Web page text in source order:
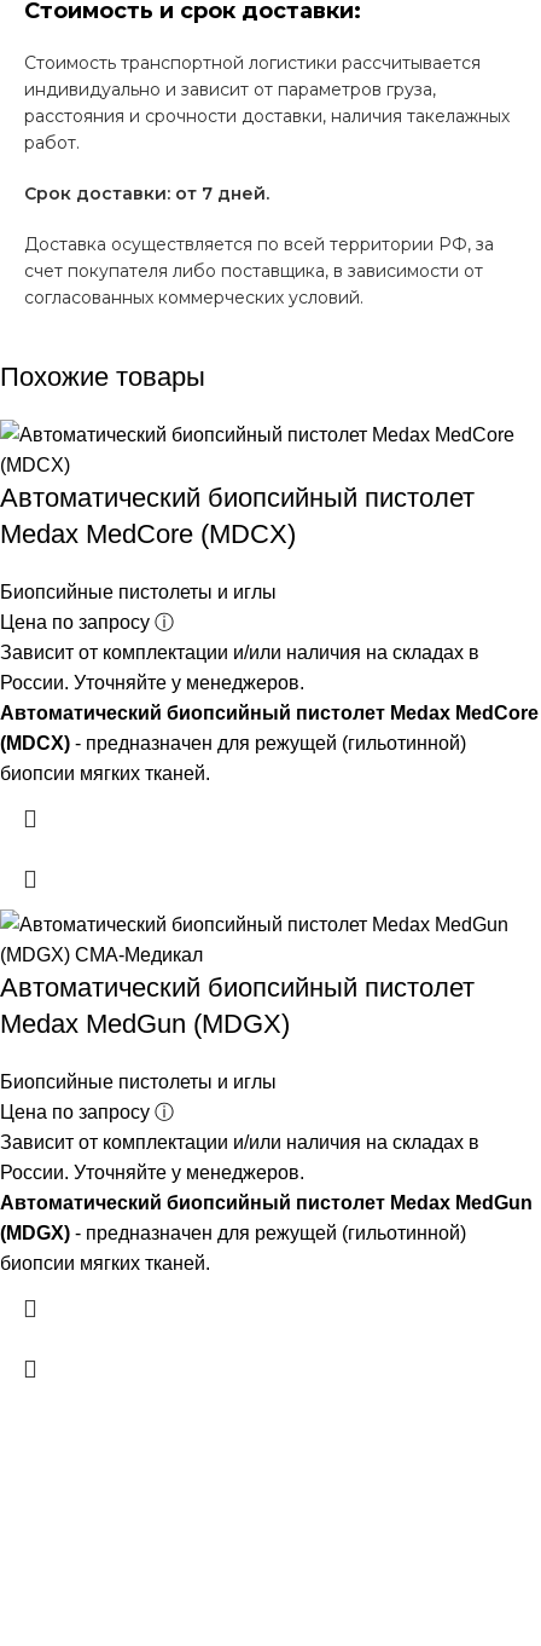
Стоимость и срок доставки:
Стоимость транспортной логистики рассчитывается
индивидуально и зависит от параметров груза,
расстояния и срочности доставки, наличия такелажных
работ.
Срок доставки: от 7 дней.
Доставка осуществляется по всей территории РФ, за
счет покупателя либо поставщика, в зависимости от
согласованных коммерческих условий.
Похожие товары
Автоматический биопсийный пистолет
Medax MedCore (MDCX)
Биопсийные пистолеты и иглы
Цена по запросу ⓘ
Зависит от комплектации и/или наличия на складах в
России. Уточняйте у менеджеров.
Автоматический биопсийный пистолет Medax MedCore
(MDCX) - предназначен для режущей (гильотинной)
биопсии мягких тканей.
Автоматический биопсийный пистолет
Medax MedGun (MDGX)
Биопсийные пистолеты и иглы
Цена по запросу ⓘ
Зависит от комплектации и/или наличия на складах в
России. Уточняйте у менеджеров.
Автоматический биопсийный пистолет Medax MedGun
(MDGX) - предназначен для режущей (гильотинной)
биопсии мягких тканей.